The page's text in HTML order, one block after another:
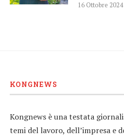
16 Ottobre 2024
KONGNEWS
Kongnews è una testata
temi del lavoro, dell’impresa e